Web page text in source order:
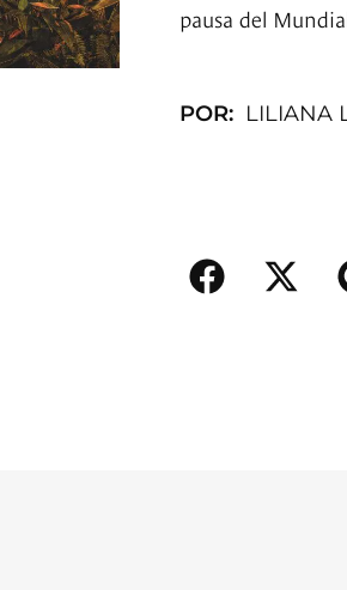
pausa del
POR: LILIANA